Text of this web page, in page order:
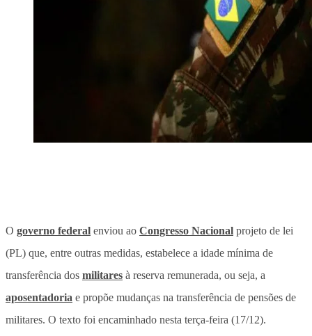
O governo federal enviou ao Congresso Nacional projeto de lei
(PL) que, entre outras medidas, estabelece a idade mínima de
transferência dos militares à reserva remunerada, ou seja, a
aposentadoria e propõe mudanças na transferência de pensões de
militares. O texto foi encaminhado nesta terça-feira (17/12).